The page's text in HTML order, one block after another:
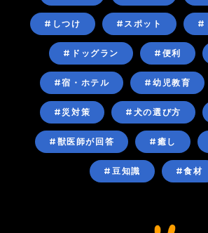
#しつけ #スポット #
#ドッグラン #便利
#宿・ホテル #幼児教育
#災対策 #犬の選び方
#獣医師が回答 #癒し
#豆知識 #食材